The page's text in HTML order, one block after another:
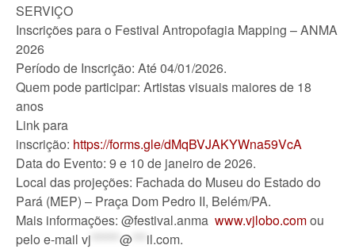
SERVIÇO
Inscrições para o Festival Antropofagia Mapping – ANMA
2026
Período de Inscrição: Até 04/01/2026.
Quem pode participar: Artistas visuais maiores de 18
anos
Link para
inscrição: https://forms.gle/dMqBVJAKYWna59VcA
Data do Evento: 9 e 10 de janeiro de 2026.
Local das projeções: Fachada do Museu do Estado do
Pará (MEP) – Praça Dom Pedro II, Belém/PA.
Mais informações: @festival.anma www.vjlobo.comou
pelo e-mail vj @ il.com.